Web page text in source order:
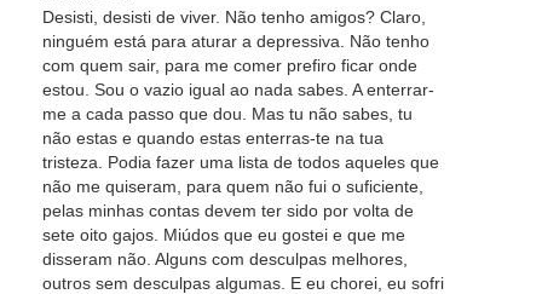
Desisti, desisti de viver. Não tenho amigos? Claro,
ninguém está para aturar a depressiva. Não tenho
com quem sair, para me comer prefiro ficar onde
estou. Sou o vazio igual ao nada sabes. A enterrar-
me a cada passo que dou. Mas tu não sabes, tu
não estas e quando estas enterras-te na tua
tristeza. Podia fazer uma lista de todos aqueles que
não me quiseram, para quem não fui o suficiente,
pelas minhas contas devem ter sido por volta de
sete oito gajos. Miúdos que eu gostei e que me
disseram não. Alguns com desculpas melhores,
outros sem desculpas algumas. E eu chorei, eu sofri